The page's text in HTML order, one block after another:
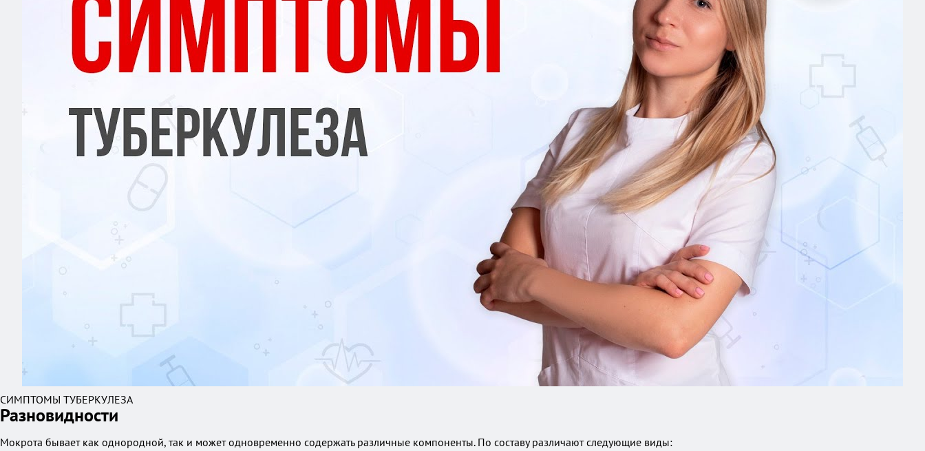
СИМПТОМЫ ТУБЕРКУЛЕЗА
Разновидности
Мокрота бывает как однородной, так и может одновременно содержать различные компоненты. По составу различают следующие виды: